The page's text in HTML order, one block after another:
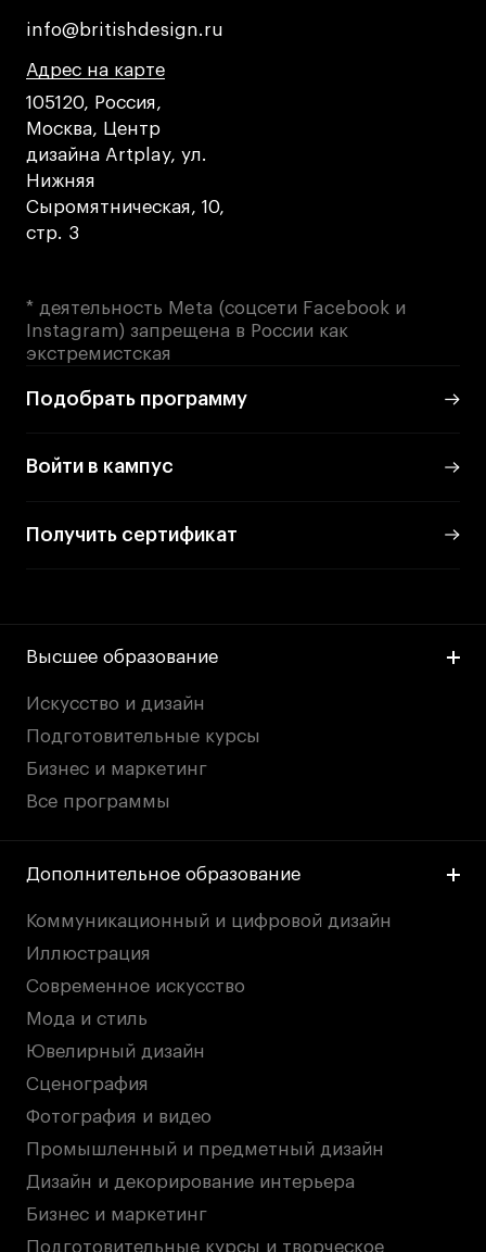
info@britishdesign.ru
info@britishdesign.ru
Адрес на карте
Адрес на карте
Адрес на карте
105120, Россия,
Москва, Центр
дизайна Artplay, ул.
Нижняя
Сыромятническая, 10,
стр. 3
* деятельность Meta (соцсети Facebook и
Instagram) запрещена в России как
экстремистская
Подобрать программу
Войти в кампус
Получить сертификат
Высшее образование
Искусство и дизайн
Подготовительные курсы
Бизнес и маркетинг
Все программы
Дополнительное образование
Коммуникационный и цифровой дизайн
Иллюстрация
Современное искусство
Мода и стиль
Ювелирный дизайн
Сценография
Фотография и видео
Промышленный и предметный дизайн
Дизайн и декорирование интерьера
Бизнес и маркетинг
Подготовительные курсы и творческое